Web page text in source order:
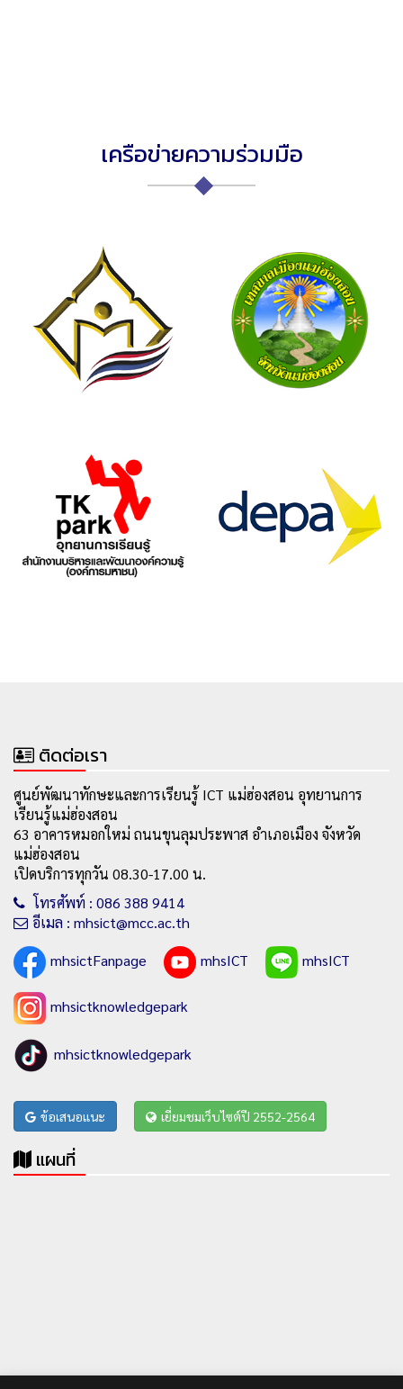
เครือข่ายความร่วมมือ
ติดต่อเรา
ศูนย์พัฒนาทักษะและการเรียนรู้ ICT แม่ฮ่องสอน อุทยานการ
เรียนรู้แม่ฮ่องสอน
63 อาคารหมอกใหม่ ถนนขุนลุมประพาส อำเภอเมือง จังหวัด
แม่ฮ่องสอน
เปิดบริการทุกวัน 08.30-17.00 น.
โทรศัพท์ : 086 388 9414
อีเมล : mhsict@mcc.ac.th
mhsictFanpage
mhsICT mhsICT
mhsictknowledgepark
mhsictknowledgepark
ข้อเสนอแนะ เยี่ยมชมเว็บไซต์ปี 2552-2564
แผนที่